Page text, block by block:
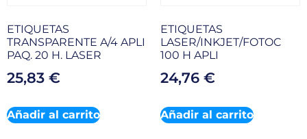
ETIQUETAS
TRANSPARENTE A/4 APLI
PAQ. 20 H. LASER
25,83 €
Añadir al carrito
ETIQUETAS
LASER/INKJET/FOTOC
100 H APLI
24,76 €
Añadir al carrito